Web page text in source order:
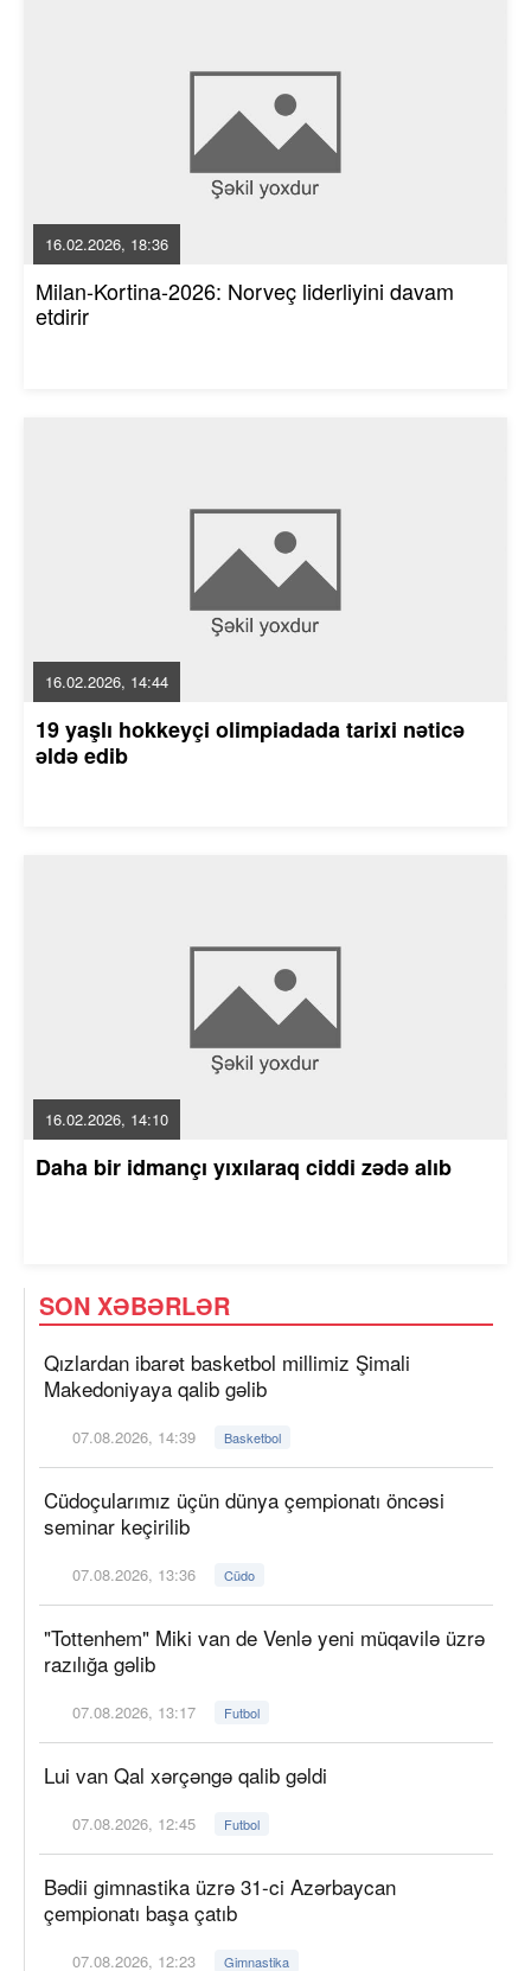
16.02.2026, 18:36
Milan-Kortina-2026: Norveç liderliyini davam
etdirir
16.02.2026, 14:44
19 yaşlı hokkeyçi olimpiadada tarixi nəticə
əldə edib
16.02.2026, 14:10
Daha bir idmançı yıxılaraq ciddi zədə alıb
SON XƏBƏRLƏR
Qızlardan ibarət basketbol millimiz Şimali
Makedoniyaya qalib gəlib
07.08.2026, 14:39 Basketbol
Cüdoçularımız üçün dünya çempionatı öncəsi
seminar keçirilib
07.08.2026, 13:36 Cüdo
"Tottenhem" Miki van de Venlə yeni müqavilə üzrə
razılığa gəlib
07.08.2026, 13:17 Futbol
Lui van Qal xərçəngə qalib gəldi
07.08.2026, 12:45 Futbol
Bədii gimnastika üzrə 31-ci Azərbaycan
çempionatı başa çatıb
07.08.2026, 12:23 Gimnastika